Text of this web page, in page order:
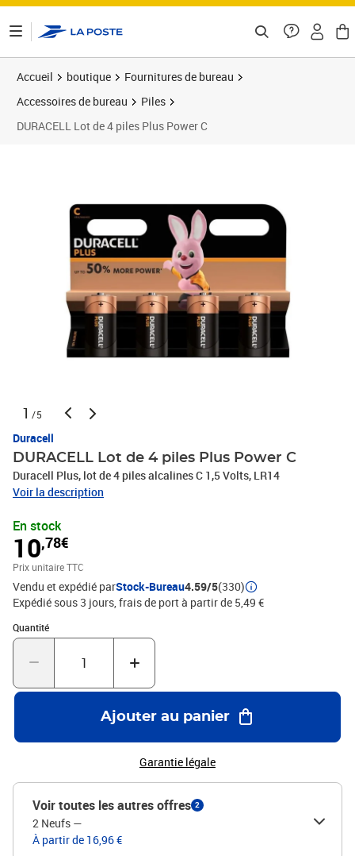
Accueil boutique
Fournitures de bureau
Accessoires de bureau
Piles
DURACELL Lot de 4 piles Plus Power C
1 /5
Duracell
DURACELL Lot de 4 piles Plus Power C
Duracell Plus, lot de 4 piles alcalines C 1,5 Volts, LR14
Voir la description
En stock
10,78€
Prix unitaire TTC
Vendu et expédié parStock-Bureau4.59/5(330)
Expédié sous 3 jours, frais de port à partir de 5,49 €
Quantité
Quantité : 1
Ajouter au panier
Garantie légale
Voir toutes les autres offres 2
2 Neufs —
À partir de 16,96 €